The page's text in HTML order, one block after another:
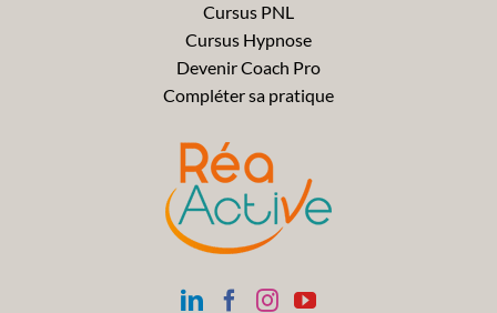
Cursus PNL
Cursus Hypnose
Devenir Coach Pro
Compléter sa pratique